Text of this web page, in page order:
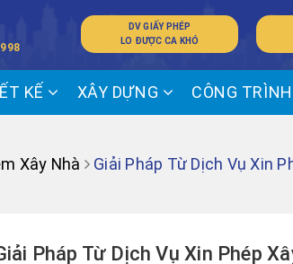
DV GIẤY PHÉP
LO ĐƯỢC CA KHÓ
KẾ XÂY DỰNG CÔNG TRÌNH
Xây Nhà Giải Pháp Từ Dịch Vụ Xin
Pháp Từ Dịch Vụ Xin Phép